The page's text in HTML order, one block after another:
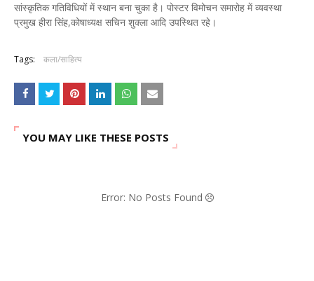
सांस्कृतिक गतिविधियों में स्थान बना चुका है। पोस्टर विमोचन समारोह में व्यवस्था
प्रमुख हीरा सिंह,कोषाध्यक्ष सचिन शुक्ला आदि उपस्थित रहे।
Tags: कला/साहित्य
YOU MAY LIKE THESE POSTS
Error: No Posts Found